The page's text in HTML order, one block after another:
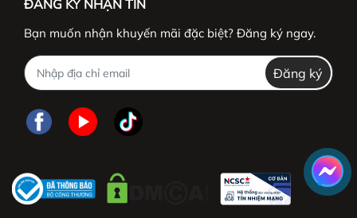
ĐĂNG KÝ NHẬN TIN
Bạn muốn nhận khuyến mãi đặc biệt? Đăng ký ngay.
Đăng ký